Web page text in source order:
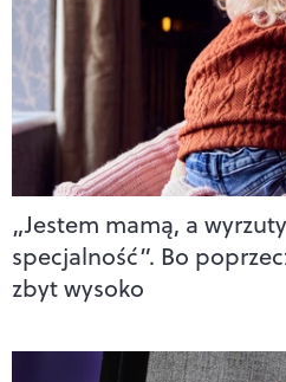
„Jestem mamą, a
specjalność”. Bo
zbyt wysoko